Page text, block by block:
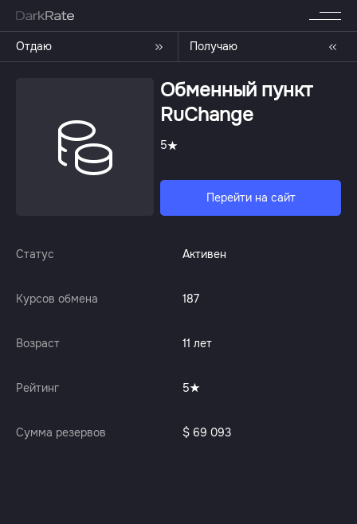
Отдаю Получаю
Обменный пункт
RuChange
5
Перейти на сайт
Статус Активен
Курсов обмена 187
Возраст 11 лет
Рейтинг 5
Сумма резервов $ 69 093